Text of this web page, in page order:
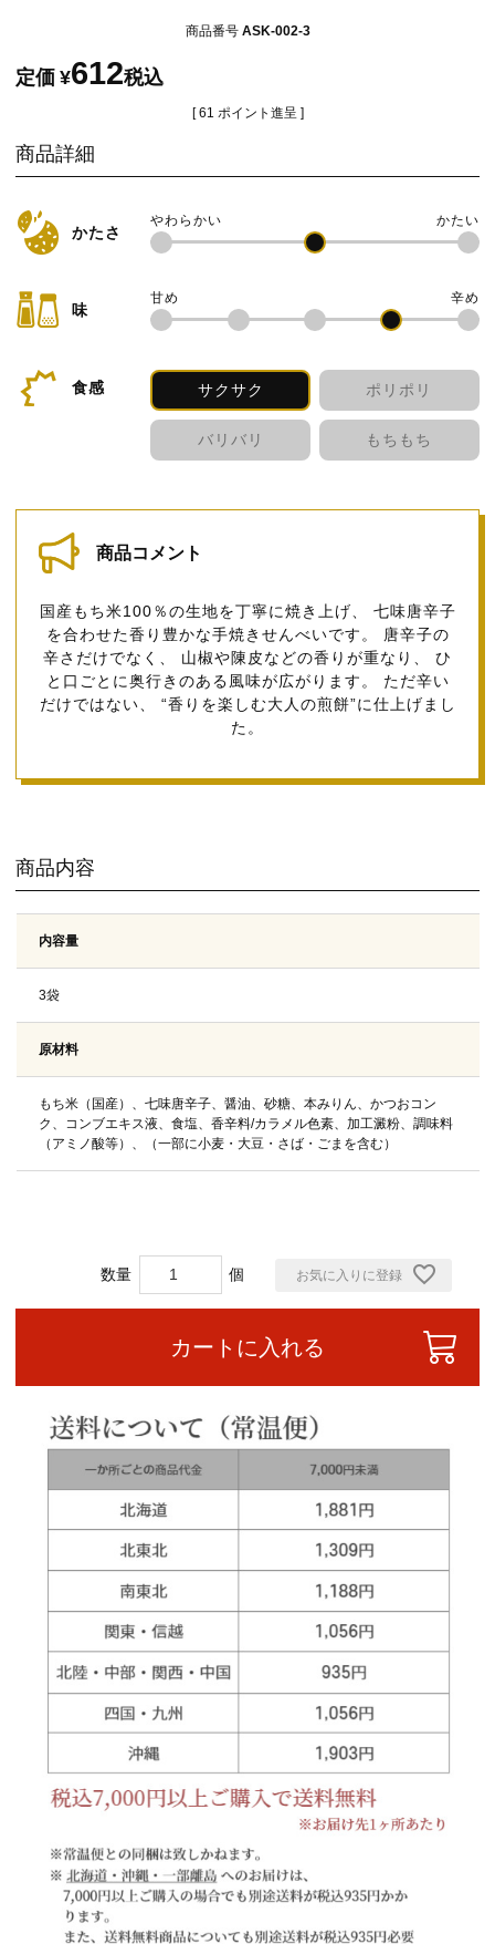
商品番号 ASK-002-3
定価 ¥612税込
[ 61 ポイント進呈 ]
商品詳細
かたさ
味
食感 サクサク ポリポリ
バリバリ もちもち
商品コメント
国産もち米100％の生地を丁寧に焼き上げ、 七味唐辛子
を合わせた香り豊かな手焼きせんべいです。 唐辛子の
辛さだけでなく、 山椒や陳皮などの香りが重なり、 ひ
と口ごとに奥行きのある風味が広がります。 ただ辛い
だけではない、 “香りを楽しむ大人の煎餅”に仕上げまし
た。
商品内容
内容量
3袋
原材料
もち米（国産）、七味唐辛子、醤油、砂糖、本みりん、かつおコン
ク、コンブエキス液、食塩、香辛料/カラメル色素、加工澱粉、調味料
（アミノ酸等）、（一部に小麦・大豆・さば・ごまを含む）
お気に入りに登録
カートに入れる